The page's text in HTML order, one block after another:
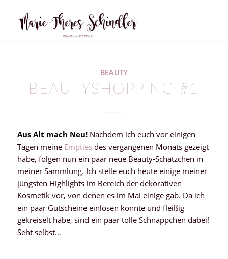
BEAUTY
BEAUTYSHOPPING #1
Aus Alt mach Neu!Nachdem ich euch vor einigen
Tagen meineEmptiesdes vergangenen Monats gezeigt
habe, folgen nun ein paar neue Beauty-Schätzchen in
meiner Sammlung. Ich stelle euch heute einige meiner
jüngsten Highlights im Bereich der dekorativen
Kosmetik vor, von denen es im Mai einige gab. Da ich
ein paar Gutscheine einlösen konnte und fleißig
gekreiselt habe, sind ein paar tolle Schnäppchen dabei!
Seht selbst…